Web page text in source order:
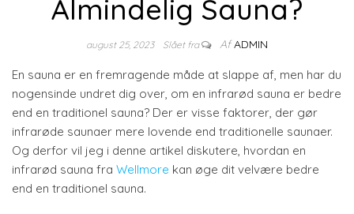
Almindelig Sauna?
august 25, 2023 Slået fra Af ADMIN
En sauna er en fremragende måde at slappe af, men har du
nogensinde undret dig over, om en infrarød sauna er bedre
end en traditionel sauna? Der er visse faktorer, der gør
infrarøde saunaer mere lovende end traditionelle saunaer.
Og derfor vil jeg i denne artikel diskutere, hvordan en
infrarød sauna fra Wellmore kan øge dit velvære bedre
end en traditionel sauna.